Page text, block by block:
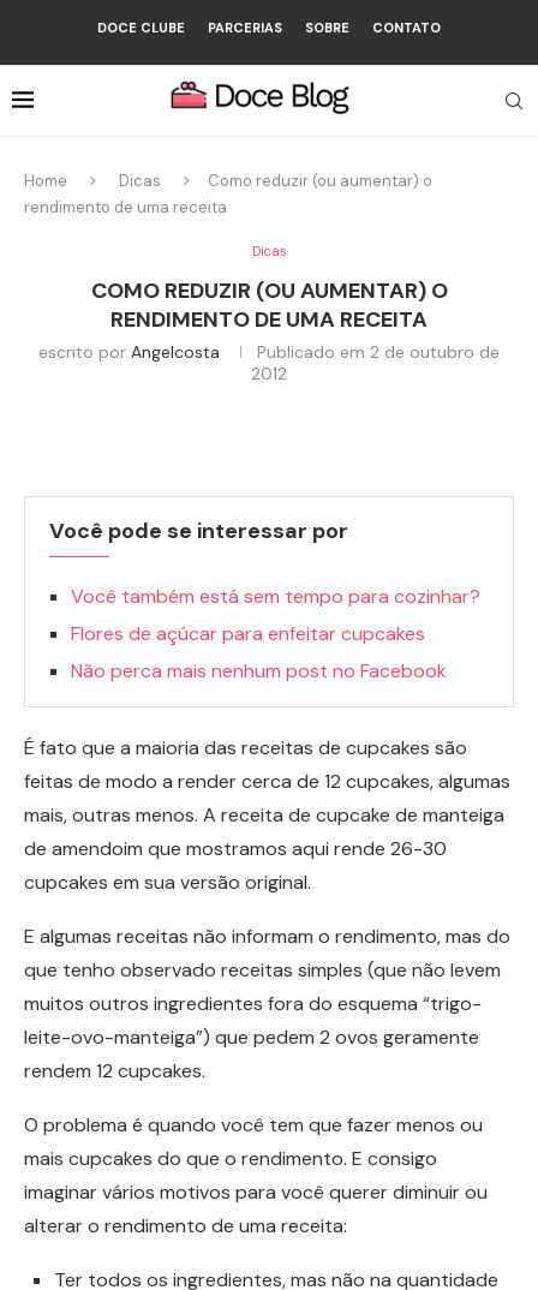
DOCE CLUBE PARCERIAS SOBRE CONTATO
Home Dicas
Como reduzir (ou aumentar) o
rendimento de uma receita
Dicas
COMO REDUZIR (OU AUMENTAR) O
RENDIMENTO DE UMA RECEITA
escrito por Angelcosta Publicado em 2 de outubro de
2012
Você pode se interessar por
Você também está sem tempo para cozinhar?
Flores de açúcar para enfeitar cupcakes
Não perca mais nenhum post no Facebook
É fato que a maioria das receitas de cupcakes são
feitas de modo a render cerca de 12 cupcakes, algumas
mais, outras menos. A receita de cupcake de manteiga
de amendoim que mostramos aqui rende 26-30
cupcakes em sua versão original.
E algumas receitas não informam o rendimento, mas do
que tenho observado receitas simples (que não levem
muitos outros ingredientes fora do esquema “trigo-
leite-ovo-manteiga”) que pedem 2 ovos geramente
rendem 12 cupcakes.
O problema é quando você tem que fazer menos ou
mais cupcakes do que o rendimento. E consigo
imaginar vários motivos para você querer diminuir ou
alterar o rendimento de uma receita:
Ter todos os ingredientes, mas não na quantidade